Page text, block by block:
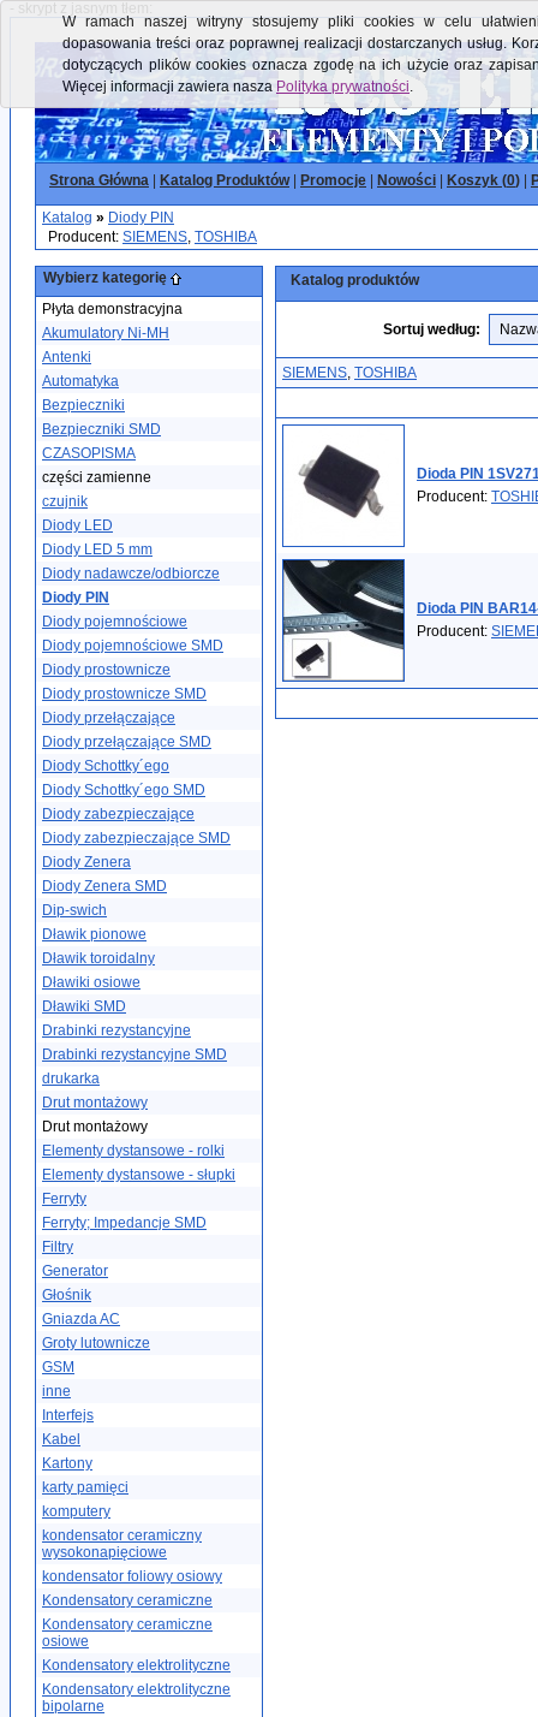
- skrypt z jasnym tłem:
Strona Główna Katalog Produktów| Promocje Nowości Koszyk (0)
Katalog » Diody PIN
Producent: SIEMENS, TOSHIBA
Wybierz kategorię
Płyta demonstracyjna
Akumulatory Ni-MH
Antenki
Automatyka
Bezpieczniki
Bezpieczniki SMD
CZASOPISMA
części zamienne
czujnik
Diody LED
Diody LED 5 mm
Diody nadawcze/odbiorcze
Diody PIN
Diody pojemnościowe
Diody pojemnościowe SMD
Diody prostownicze
Diody prostownicze SMD
Diody przełączające
Diody przełączające SMD
Diody Schottky´ego
Diody Schottky´ego SMD
Diody zabezpieczające
Diody zabezpieczające SMD
Diody Zenera
Diody Zenera SMD
Dip-swich
Dławik pionowe
Dławik toroidalny
Dławiki osiowe
Dławiki SMD
Drabinki rezystancyjne
Drabinki rezystancyjne SMD
drukarka
Drut montażowy
Drut montażowy
Elementy dystansowe - rolki
Elementy dystansowe - słupki
Ferryty
Ferryty; Impedancje SMD
Filtry
Generator
Głośnik
Gniazda AC
Groty lutownicze
GSM
inne
Interfejs
Kabel
Kartony
karty pamięci
komputery
kondensator ceramiczny
wysokonapięciowe
kondensator foliowy osiowy
Kondensatory ceramiczne
Kondensatory ceramiczne
osiowe
Kondensatory elektrolityczne
Kondensatory elektrolityczne
bipolarne
Katalog produktów
Sortuj według:
SIEMENS, TOSHIBA
Dioda PIN
Producent:
Dioda PIN
Producent:
W ramach naszej witryny stosujemy pliki cookies w celu
dopasowania treści oraz poprawnej realizacji dostarczanych usług.
dotyczących plików cookies oznacza zgodę na ich użycie oraz
Więcej informacji zawiera nasza Polityka prywatności.